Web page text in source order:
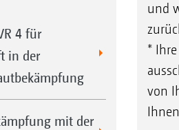
4 für
in der
mit der
und
*
von